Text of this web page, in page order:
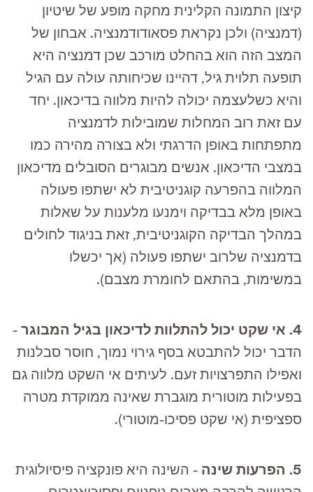
קיצון התמונה הקלינית מחקה מופע של שיטיון
(דמנציה) ולכן נקראת פסאודודמנציה. אבחון של
המצב הזה הוא בהחלט מורכב שכן דמנציה היא
תופעה תלוית גיל, דהיינו שכיחותה עולה עם הגיל
והיא כשלעצמה יכולה להיות מלווה בדיכאון. יחד
עם זאת רוב המחלות שמובילות לדמנציה
מתפתחות באופן הדרגתי ולא בצורה מהירה כמו
במצבי הדיכאון. אנשים מבוגרים הסובלים מדיכאון
המלווה בהפרעה קוגניטיבית לא ישתפו פעולה
באופן מלא בבדיקה וימנעו מלענות על שאלות
במהלך הבדיקה הקוגניטיבית, זאת בניגוד לחולים
בדמנציה שלרוב ישתפו פעולה (אך יכשלו
במשימות, בהתאם לחומרת מצבם).
4. אי שקט יכול להתלוות לדיכאון בגיל המבוגר
-
הדבר יכול להתבטא בסף גירוי נמוך, חוסר סבלנות
ואפילו התפרצויות זעם. לעיתים אי השקט מלווה גם
בפעילות מוטורית מוגברת שאינה ממוקדת מטרה
ספציפית (אי שקט פסיכו-מוטורי).
5. הפרעות שינה
- השינה היא פונקציה פיסיולוגית